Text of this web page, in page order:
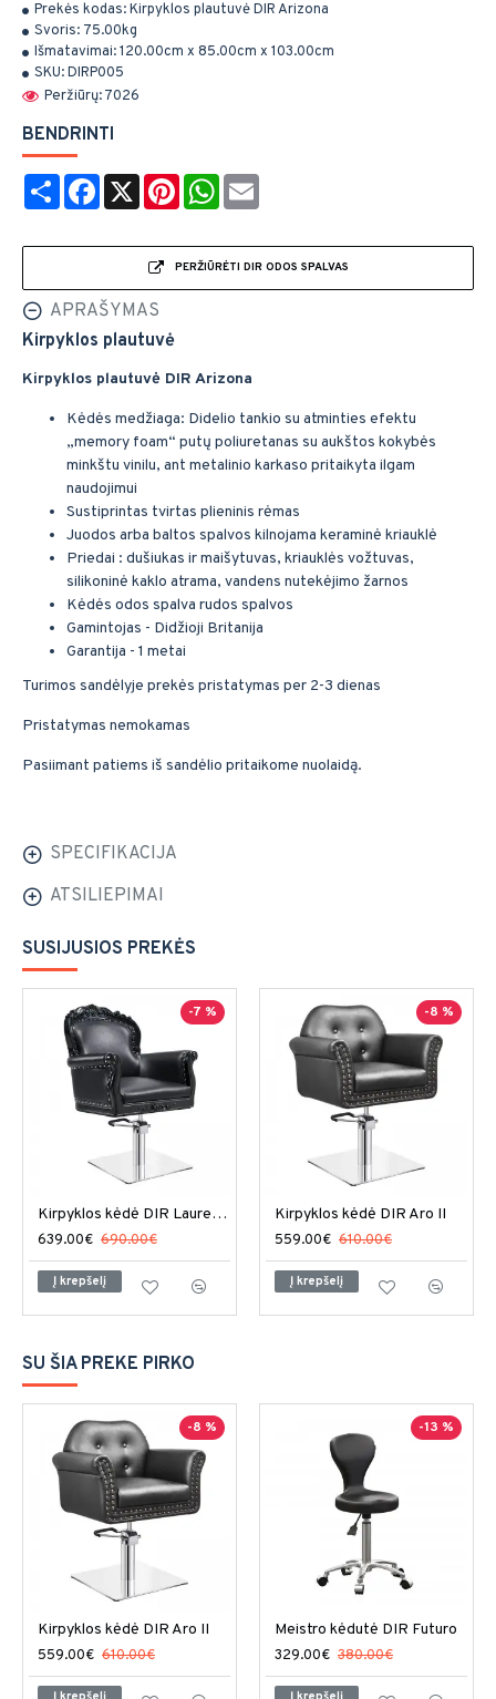
Prekės kodas:Kirpyklos plautuvė DIR Arizona
Svoris: 75.00kg
Išmatavimai:120.00cm x 85.00cm x 103.00cm
SKU:DIRP005
Peržiūrų: 7026
BENDRINTI
Share Facebook
X PinterestWhatsApp
PERŽIŪRĖTI DIR ODOS SPALVAS
APRAŠYMAS
Kirpyklos plautuvė
Kirpyklos plautuvė DIR Arizona
Kėdės medžiaga: Didelio tankio su atminties efektu
„memory foam“ putų poliuretanas su aukštos kokybės
minkštu vinilu, ant metalinio karkaso pritaikyta ilgam
naudojimui
Sustiprintas tvirtas plieninis rėmas
Juodos arba baltos spalvos kilnojama keraminė kriauklė
Priedai : dušiukas ir maišytuvas, kriauklės vožtuvas,
silikoninė kaklo atrama, vandens nutekėjimo žarnos
Kėdės odos spalva rudos spalvos
Gamintojas - Didžioji Britanija
Garantija - 1 metai
Turimos sandėlyje prekės pristatymas per 2-3 dienas
Pristatymas nemokamas
Pasiimant patiems iš sandėlio pritaikome nuolaidą.
SPECIFIKACIJA
ATSILIEPIMAI
SUSIJUSIOS PREKĖS
-7 %
Kirpyklos kėdė DIR Laurence
639.00€ 690.00€
Į krepšelį
-8 %
Kirpyklos kėdė DIR Aro II
559.00€ 610.00€
Į krepšelį
SU ŠIA PREKE PIRKO
-8 %
Kirpyklos kėdė DIR Aro II
559.00€ 610.00€
-13 %
Meistro kėdutė DIR Futuro
329.00€ 380.00€